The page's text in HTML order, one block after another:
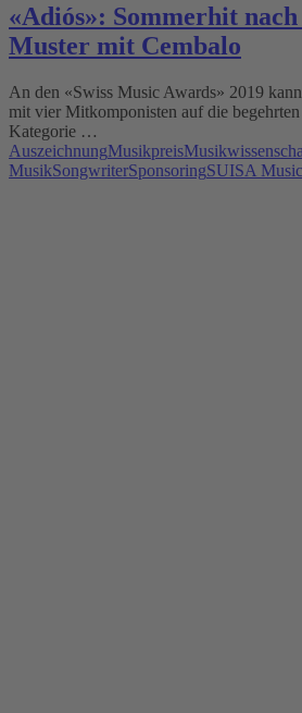
«Adiós»: Sommerhit
Muster mit Cembalo
An den «Swiss Music Awards» 2019
mit vier Mitkomponisten auf die
Kategorie …
AuszeichnungMusikpreis
MusikSongwriterSponsoringSUISA